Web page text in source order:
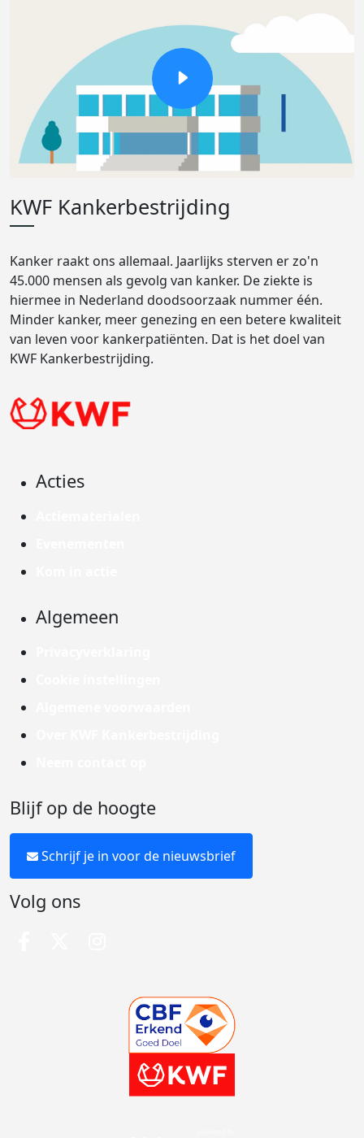
KWF Kankerbestrijding
Kanker raakt ons allemaal. Jaarlijks sterven er zo'n
45.000 mensen als gevolg van kanker. De ziekte is
hiermee in Nederland doodsoorzaak nummer één.
Minder kanker, meer genezing en een betere kwaliteit
van leven voor kankerpatiënten. Dat is het doel van
KWF Kankerbestrijding.
Acties
Algemeen
Blijf op de hoogte
Schrijf je in voor de nieuwsbrief
Volg ons